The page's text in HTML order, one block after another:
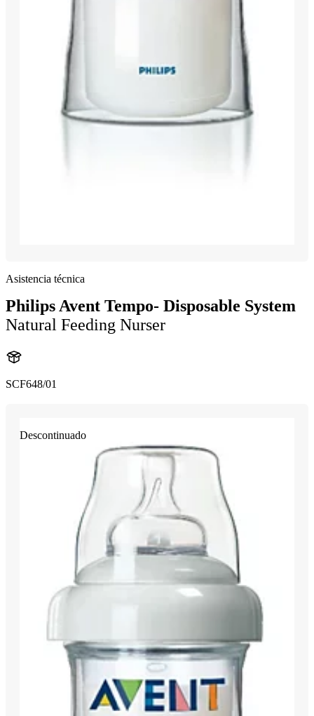
Asistencia técnica
Philips Avent Tempo- Disposable System
Natural Feeding Nurser
SCF648/01
Descontinuado